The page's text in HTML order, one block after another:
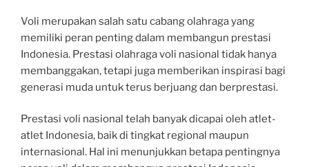
Voli merupakan salah satu cabang olahraga yang
memiliki peran penting dalam membangun prestasi
Indonesia. Prestasi olahraga voli nasional tidak hanya
membanggakan, tetapi juga memberikan inspirasi bagi
generasi muda untuk terus berjuang dan berprestasi.
Prestasi voli nasional telah banyak dicapai oleh atlet-
atlet Indonesia, baik di tingkat regional maupun
internasional. Hal ini menunjukkan betapa pentingnya